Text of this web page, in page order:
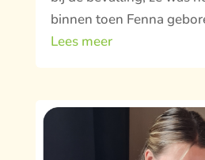
binnen toen Fenna
Lees meer